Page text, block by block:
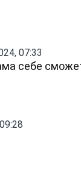
07:33
себе